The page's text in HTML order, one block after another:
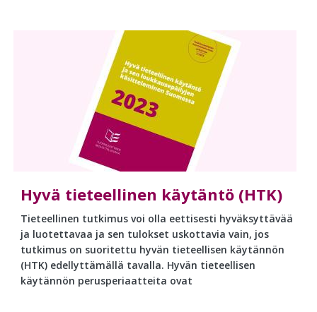
Hyvä tieteellinen käytäntö (HTK)
Tieteellinen tutkimus voi olla eettisesti hyväksyttävää
ja luotettavaa ja sen tulokset uskottavia vain, jos
tutkimus on suoritettu hyvän tieteellisen käytännön
(HTK) edellyttämällä tavalla. Hyvän tieteellisen
käytännön perusperiaatteita ovat